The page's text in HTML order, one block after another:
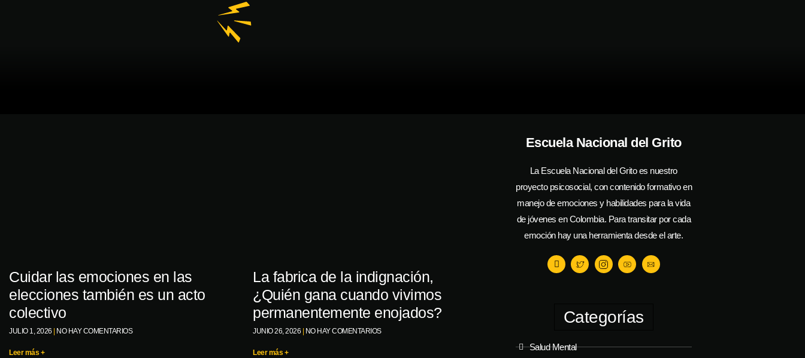
Cuidar las emociones en las
elecciones también es un acto
colectivo
JULIO 1, 2026 NO HAY COMENTARIOS
Leer más +
La fabrica de la indignación,
¿Quién gana cuando vivimos
permanentemente enojados?
JUNIO 26, 2026 NO HAY COMENTARIOS
Leer más +
Escuela Nacional del Grito
La Escuela Nacional del Grito es nuestro
proyecto psicosocial, con contenido formativo en
manejo de emociones y habilidades para la vida
de jóvenes en Colombia. Para transitar por cada
emoción hay una herramienta desde el arte.
Categorías
Salud Mental